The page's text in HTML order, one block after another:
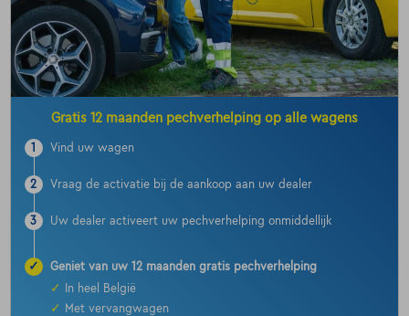
Gratis 12 maanden pechverhelping op alle wagens
1 Vind uw wagen
2 Vraag de activatie bij de aankoop aan uw dealer
3 Uw dealer activeert uw pechverhelping onmiddellijk
✓
Geniet van uw 12 maanden gratis pechverhelping
✓
In heel België
✓
Met vervangwagen